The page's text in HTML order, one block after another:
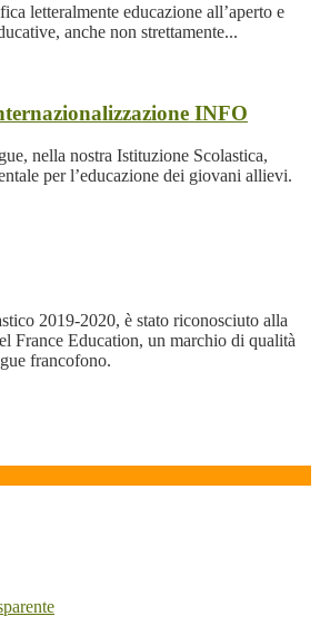
letteralmente educazione all’aperto e
anche non strettamente...
INFO
nella nostra Istituzione Scolastica,
per l’educazione dei giovani allievi.
2019-2020, è stato riconosciuto alla
France Education, un marchio di qualità
francofono.